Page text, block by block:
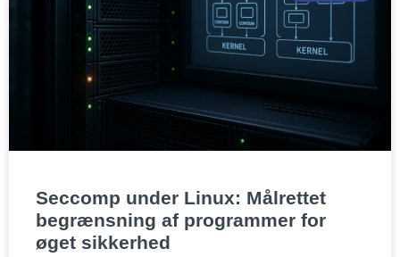
Seccomp under Linux: Målrettet
begrænsning af programmer for
øget sikkerhed